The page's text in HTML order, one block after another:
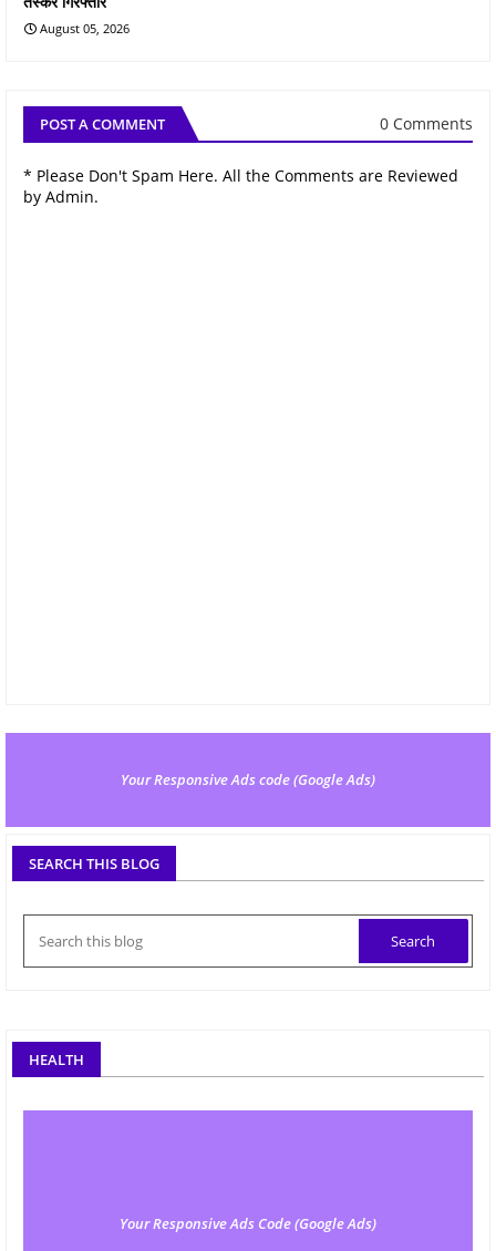
August 05, 2026
POST A COMMENT 0 Comments
* Please Don't Spam Here. All the Comments are Reviewed
by Admin.
Your Responsive Ads code (Google Ads)
SEARCH THIS BLOG
HEALTH
Your Responsive Ads Code (Google Ads)